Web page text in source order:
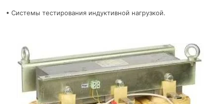
• Системы тестирования индуктивной нагрузкой.